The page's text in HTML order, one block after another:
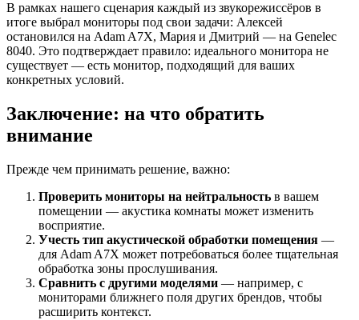
В рамках нашего сценария каждый из звукорежиссёров в
итоге выбрал мониторы под свои задачи: Алексей
остановился на Adam A7X, Мария и Дмитрий — на Genelec
8040. Это подтверждает правило: идеального монитора не
существует — есть монитор, подходящий для ваших
конкретных условий.
Заключение: на что обратить
внимание
Прежде чем принимать решение, важно:
Проверить мониторы на нейтральность в вашем
помещении — акустика комнаты может изменить
восприятие.
Учесть тип акустической обработки помещения —
для Adam A7X может потребоваться более тщательная
обработка зоны прослушивания.
Сравнить с другими моделями — например, с
мониторами ближнего поля других брендов, чтобы
расширить контекст.